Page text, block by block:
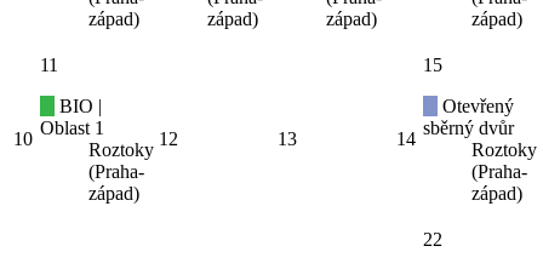
západ)
západ)
západ)
západ)
10
11
BIO |
Oblast 1
Roztoky
(Praha-
západ)
12 13 14
15
Otevřený
sběrný dvůr
Roztoky
(Praha-
západ)
22